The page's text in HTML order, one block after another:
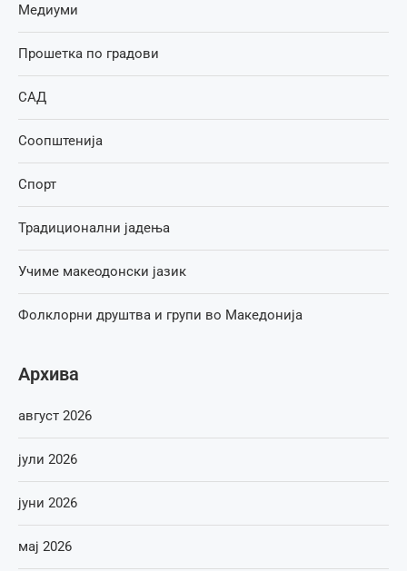
Медиуми
Прошетка по градови
САД
Соопштенија
Спорт
Традиционални јадења
Учиме макеодонски јазик
Фолклорни друштва и групи во Македонија
Архива
август 2026
јули 2026
јуни 2026
мај 2026